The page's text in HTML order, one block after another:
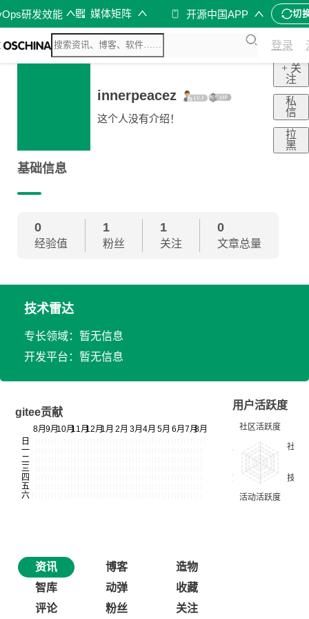
研发效能 媒体矩阵 开源中国APP 切
登录
innerpeacez
这个人没有介绍！
+ 关
注
私
信
拉
黑
基础信息
0
经验值
1
粉丝
1
关注
0
文章总量
技术雷达
专长领域：暂无信息
开发平台：暂无信息
gitee贡献
用户活跃度
资讯 博客
造物
智库
动弹
收藏
评论
粉丝 关注